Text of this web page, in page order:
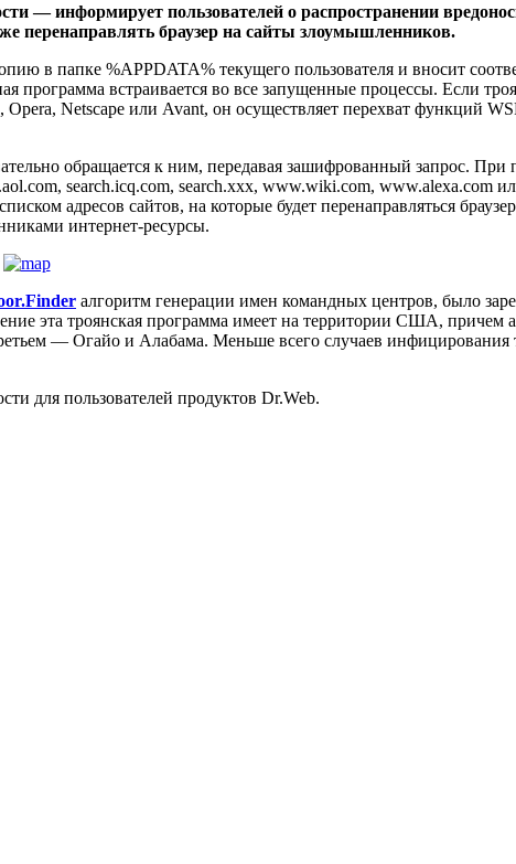
— информирует пользователей о распространении
перенаправлять браузер на сайты злоумышленников.
в папке %APPDATA% текущего пользователя и вносит
программа встраивается во все запущенные процессы. Если
Netscape или Avant, он осуществляет перехват функций
обращается к ним, передавая зашифрованный запрос. При
search.icq.com, search.xxx, www.wiki.com, www.alexa.com
адресов сайтов, на которые будет перенаправляться
интернет-ресурсы.
алгоритм генерации имен командных центров, было
эта троянская программа имеет на территории США,
— Огайо и Алабама. Меньше всего случаев инфицирования
для пользователей продуктов Dr.Web.